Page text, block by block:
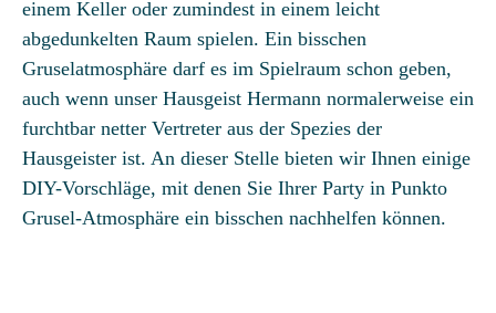
einem Keller oder zumindest in einem leicht
abgedunkelten Raum spielen. Ein bisschen
Gruselatmosphäre darf es im Spielraum schon geben,
auch wenn unser Hausgeist Hermann normalerweise ein
furchtbar netter Vertreter aus der Spezies der
Hausgeister ist. An dieser Stelle bieten wir Ihnen einige
DIY-Vorschläge, mit denen Sie Ihrer Party in Punkto
Grusel-Atmosphäre ein bisschen nachhelfen können.